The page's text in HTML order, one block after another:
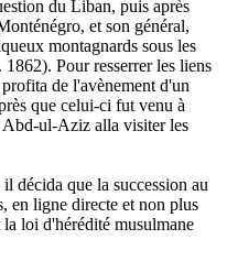
du Liban, puis après
et son général,
montagnards sous les
Pour resserrer les liens
de l'avènement d'un
que celui-ci fut venu à
ul-Aziz alla visiter les
il décida que la succession au
en ligne directe et non plus
la loi d'hérédité musulmane